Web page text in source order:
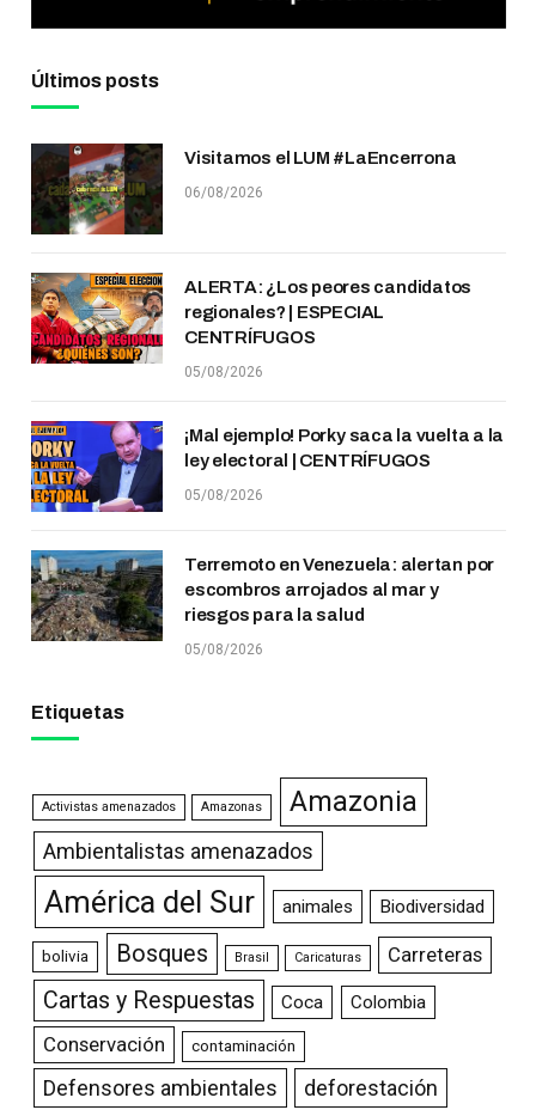
Últimos posts
Visitamos el LUM #LaEncerrona
06/08/2026
ALERTA: ¿Los peores candidatos
regionales? | ESPECIAL
CENTRÍFUGOS
05/08/2026
¡Mal ejemplo! Porky saca la vuelta a la
ley electoral | CENTRÍFUGOS
05/08/2026
Terremoto en Venezuela: alertan por
escombros arrojados al mar y
riesgos para la salud
05/08/2026
Etiquetas
Activistas amenazados Amazonas Amazonia
Ambientalistas amenazados
América del Sur animales Biodiversidad
bolivia Bosques Brasil Caricaturas Carreteras
Cartas y Respuestas Coca Colombia
Conservación contaminación
Defensores ambientales deforestación